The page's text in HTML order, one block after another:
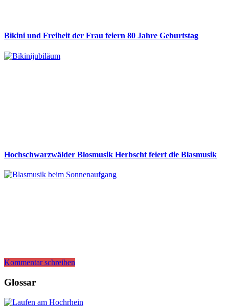
Bikini und Freiheit der Frau feiern 80 Jahre Geburtstag
Hochschwarzwälder Blosmusik Herbscht feiert die Blasmusik
Kommentar schreiben
Glossar